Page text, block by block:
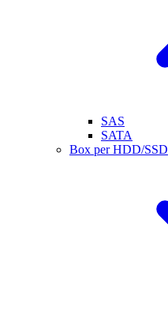
SAS
SATA
Box per HDD/SSD